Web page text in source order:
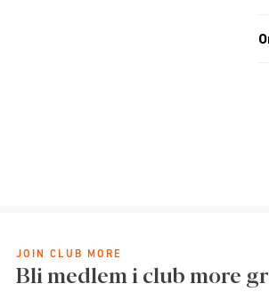
JOIN CLUB MORE
Bli medlem i club more